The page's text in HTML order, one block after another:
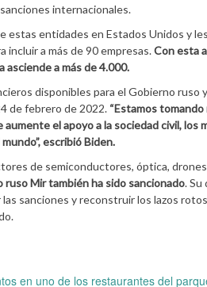
internacionales.
entidades en Estados Unidos y
incluir a más de 90 empresas.Con esta
a más de 4.000.
disponibles para el Gobierno ruso
de febrero de 2022. “Estamos
el apoyo a la sociedad civil, los
escribió Biden.
de semiconductores, óptica,
ruso Mir también ha sido sancionado. Su
sanciones y reconstruir los lazos
en uno de los restaurantes del